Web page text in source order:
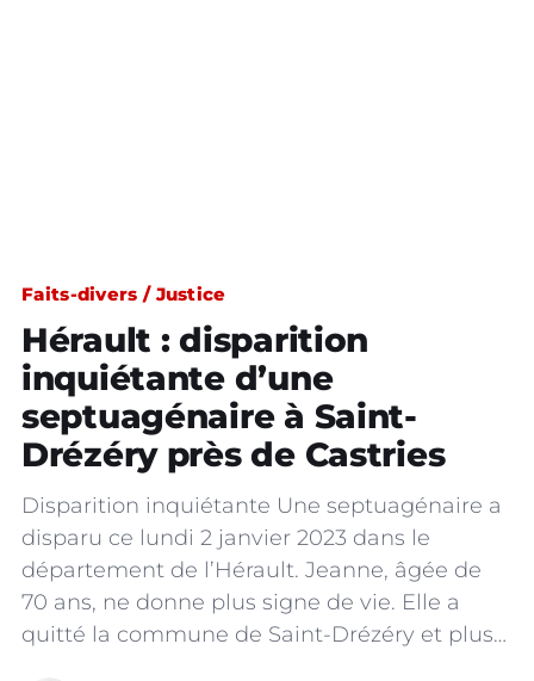
Faits-divers / Justice
Hérault : disparition
inquiétante d’une
septuagénaire à Saint-
Drézéry près de Castries
Disparition inquiétante Une septuagénaire a
disparu ce lundi 2 janvier 2023 dans le
département de l’Hérault. Jeanne, âgée de
70 ans, ne donne plus signe de vie. Elle a
quitté la commune de Saint-Drézéry et plus…